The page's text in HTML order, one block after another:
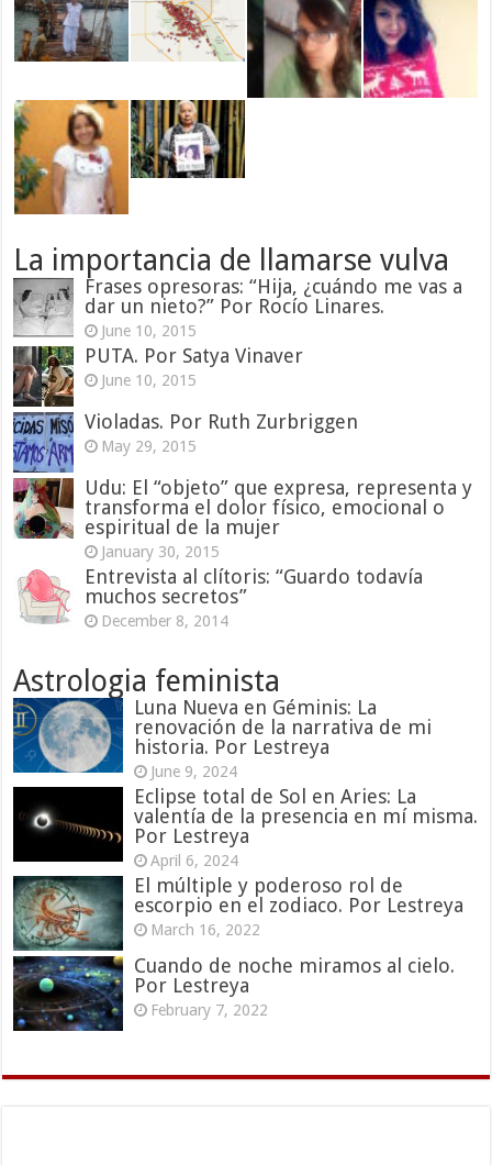
La importancia de llamarse vulva
Frases opresoras: “Hija, ¿cuándo me vas a
dar un nieto?” Por Rocío Linares.
June 10, 2015
PUTA. Por Satya Vinaver
June 10, 2015
Violadas. Por Ruth Zurbriggen
May 29, 2015
Udu: El “objeto” que expresa, representa y
transforma el dolor físico, emocional o
espiritual de la mujer
January 30, 2015
Entrevista al clítoris: “Guardo todavía
muchos secretos”
December 8, 2014
Astrologia feminista
Luna Nueva en Géminis: La
renovación de la narrativa de mi
historia. Por Lestreya
June 9, 2024
Eclipse total de Sol en Aries: La
valentía de la presencia en mí misma.
Por Lestreya
April 6, 2024
El múltiple y poderoso rol de
escorpio en el zodiaco. Por Lestreya
March 16, 2022
Cuando de noche miramos al cielo.
Por Lestreya
February 7, 2022